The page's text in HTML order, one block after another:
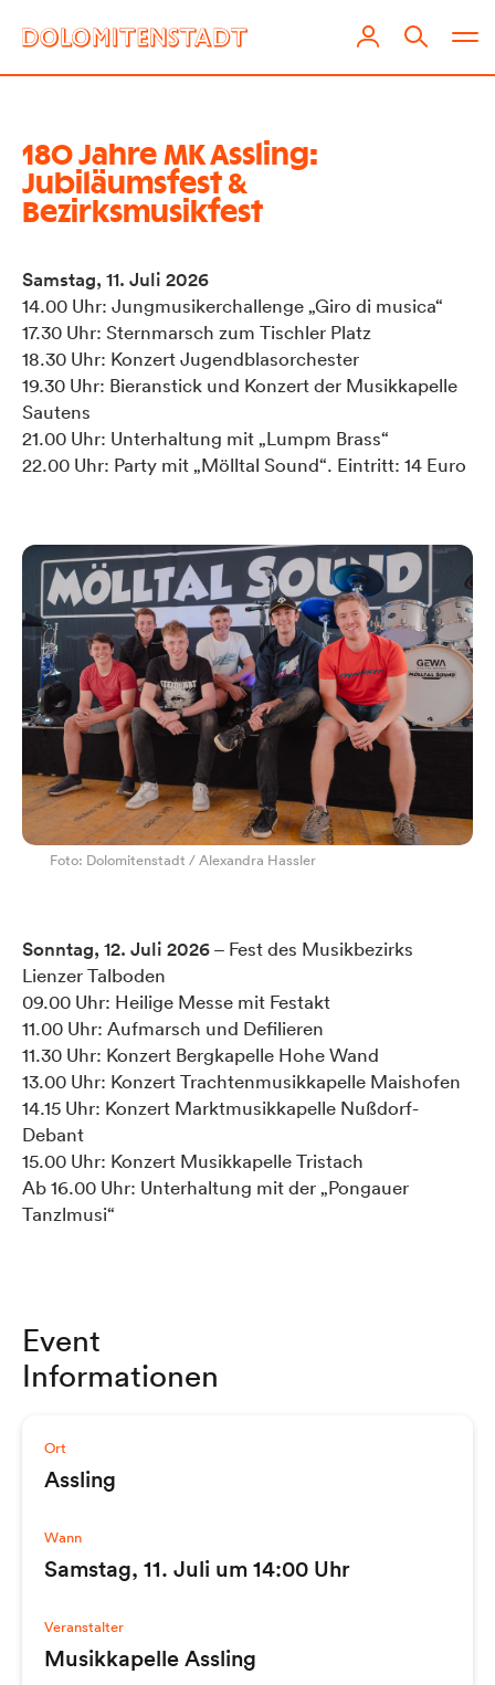
180 Jahre MK Assling:
Jubiläumsfest &
Bezirksmusikfest
Samstag, 11. Juli 2026
14.00 Uhr: Jungmusikerchallenge „Giro di musica“
17.30 Uhr: Sternmarsch zum Tischler Platz
18.30 Uhr: Konzert Jugendblasorchester
19.30 Uhr: Bieranstick und Konzert der Musikkapelle
Sautens
21.00 Uhr: Unterhaltung mit „Lumpm Brass“
22.00 Uhr: Party mit „Mölltal Sound“. Eintritt: 14 Euro
Foto: Dolomitenstadt / Alexandra Hassler
Sonntag, 12. Juli 2026– Fest des Musikbezirks
Lienzer Talboden
09.00 Uhr: Heilige Messe mit Festakt
11.00 Uhr: Aufmarsch und Defilieren
11.30 Uhr: Konzert Bergkapelle Hohe Wand
13.00 Uhr: Konzert Trachtenmusikkapelle Maishofen
14.15 Uhr: Konzert Marktmusikkapelle Nußdorf-
Debant
15.00 Uhr: Konzert Musikkapelle Tristach
Ab 16.00 Uhr: Unterhaltung mit der „Pongauer
Tanzlmusi“
Event
Informationen
Ort
Assling
Wann
Samstag, 11. Juli um 14:00 Uhr
Veranstalter
Musikkapelle Assling